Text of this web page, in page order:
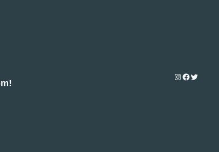
Instagram
Facebook
Twitter